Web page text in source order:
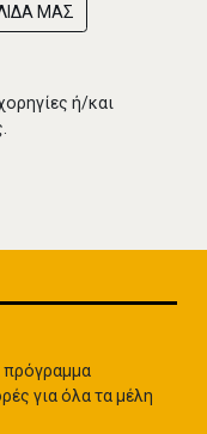
ΜΑΣ
ή/και
πρόγραμμα
για όλα τα μέλη